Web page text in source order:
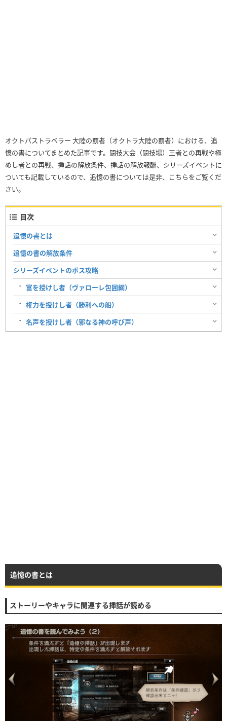
オクトパストラベラー 大陸の覇者（オクトラ大陸の覇者）における、追
憶の書についてまとめた記事です。闘技大会（闘技場）王者との再戦や極
めし者との再戦、挿話の解放条件、挿話の解放報酬、シリーズイベントに
ついても記載しているので、追憶の書については是非、こちらをご覧くだ
さい。
目次
追憶の書とは
追憶の書の解放条件
シリーズイベントのボス攻略
富を授けし者（ヴァローレ包囲網）
権力を授けし者（勝利への船）
名声を授けし者（邪なる神の呼び声）
追憶の書とは
ストーリーやキャラに関連する挿話が読める